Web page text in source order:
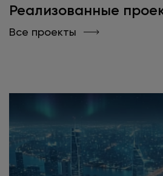
Реализованные
Все проекты